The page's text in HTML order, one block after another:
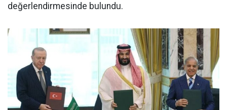
değerlendirmesinde bulundu.